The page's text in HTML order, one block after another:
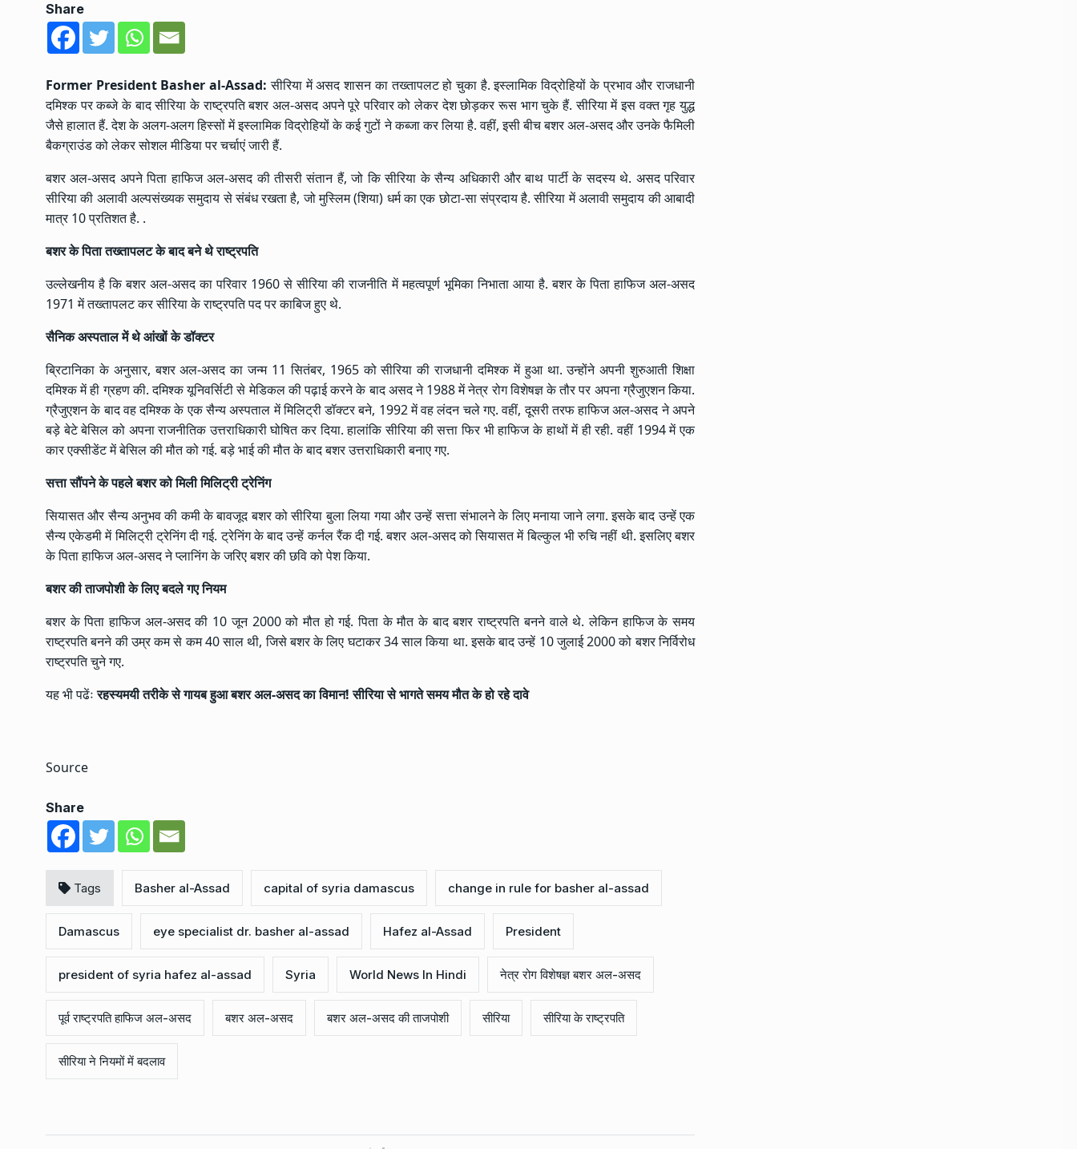
Share
Former President Basher al-Assad: सीरिया में असद शासन का तख्तापलट हो चुका है. इस्लामिक विद्रोहियों के प्रभाव और राजधानी
दमिश्क पर कब्जे के बाद सीरिया के राष्ट्रपति बशर अल-असद अपने पूरे परिवार को लेकर देश छोड़कर रूस भाग चुके हैं. सीरिया में इस वक्त गृह युद्ध
जैसे हालात हैं. देश के अलग-अलग हिस्सों में इस्लामिक विद्रोहियों के कई गुटों ने कब्जा कर लिया है. वहीं, इसी बीच बशर अल-असद और उनके फैमिली
बैकग्राउंड को लेकर सोशल मीडिया पर चर्चाएं जारी हैं.
बशर अल-असद अपने पिता हाफिज अल-असद की तीसरी संतान हैं, जो कि सीरिया के सैन्य अधिकारी और बाथ पार्टी के सदस्य थे. असद परिवार
सीरिया की अलावी अल्पसंख्यक समुदाय से संबंध रखता है, जो मुस्लिम (शिया) धर्म का एक छोटा-सा संप्रदाय है. सीरिया में अलावी समुदाय की आबादी
मात्र 10 प्रतिशत है. .
बशर के पिता तख्तापलट के बाद बने थे राष्ट्रपति
उल्लेखनीय है कि बशर अल-असद का परिवार 1960 से सीरिया की राजनीति में महत्वपूर्ण भूमिका निभाता आया है. बशर के पिता हाफिज अल-असद
1971 में तख्तापलट कर सीरिया के राष्ट्रपति पद पर काबिज हुए थे.
सैनिक अस्पताल में थे आंखों के डॉक्टर
ब्रिटानिका के अनुसार, बशर अल-असद का जन्म 11 सितंबर, 1965 को सीरिया की राजधानी दमिश्क में हुआ था. उन्होंने अपनी शुरुआती शिक्षा
दमिश्क में ही ग्रहण की. दमिश्क यूनिवर्सिटी से मेडिकल की पढ़ाई करने के बाद असद ने 1988 में नेत्र रोग विशेषज्ञ के तौर पर अपना ग्रैजुएशन किया.
ग्रैजुएशन के बाद वह दमिश्क के एक सैन्य अस्पताल में मिलिट्री डॉक्टर बने, 1992 में वह लंदन चले गए. वहीं, दूसरी तरफ हाफिज अल-असद ने अपने
बड़े बेटे बेसिल को अपना राजनीतिक उत्तराधिकारी घोषित कर दिया. हालांकि सीरिया की सत्ता फिर भी हाफिज के हाथों में ही रही. वहीं 1994 में एक
कार एक्सीडेंट में बेसिल की मौत को गई. बड़े भाई की मौत के बाद बशर उत्तराधिकारी बनाए गए.
सत्ता सौंपने के पहले बशर को मिली मिलिट्री ट्रेनिंग
सियासत और सैन्य अनुभव की कमी के बावजूद बशर को सीरिया बुला लिया गया और उन्हें सत्ता संभालने के लिए मनाया जाने लगा. इसके बाद उन्हें एक
सैन्य एकेडमी में मिलिट्री ट्रेनिंग दी गई. ट्रेनिंग के बाद उन्हें कर्नल रैंक दी गई. बशर अल-असद को सियासत में बिल्कुल भी रुचि नहीं थी. इसलिए बशर
के पिता हाफिज अल-असद ने प्लानिंग के जरिए बशर की छवि को पेश किया.
बशर की ताजपोशी के लिए बदले गए नियम
बशर के पिता हाफिज अल-असद की 10 जून 2000 को मौत हो गई. पिता के मौत के बाद बशर राष्ट्रपति बनने वाले थे. लेकिन हाफिज के समय
राष्ट्रपति बनने की उम्र कम से कम 40 साल थी, जिसे बशर के लिए घटाकर 34 साल किया था. इसके बाद उन्हें 10 जुलाई 2000 को बशर निर्विरोध
राष्ट्रपति चुने गए.
यह भी पढेंःरहस्यमयी तरीके से गायब हुआ बशर अल-असद का विमान! सीरिया से भागते समय मौत के हो रहे दावे
Source
Share
Tags Basher al-Assad capital of syria damascus change in rule for basher al-assad
Damascus eye specialist dr. basher al-assad Hafez al-Assad President
president of syria hafez al-assad Syria World News In Hindi नेत्र रोग विशेषज्ञ बशर अल-असद
पूर्व राष्ट्रपति हाफिज अल-असद बशर अल-असद बशर अल-असद की ताजपोशी सीरिया सीरिया के राष्ट्रपति
सीरिया ने नियमों में बदलाव